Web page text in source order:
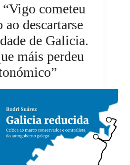
cometeu
ao descartarse
de Galicia.
máis perdeu